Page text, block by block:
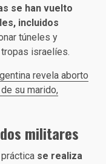
se han vuelto
incluidos
túneles y
israelíes.
revela aborto
su marido,
militares
se realiza